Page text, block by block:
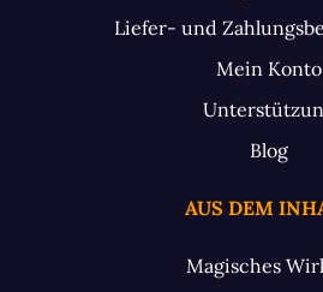
Liefer- und
Mein Konto
Blog
AUS DEM
Magisches